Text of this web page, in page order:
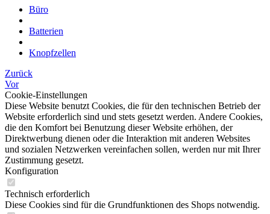
Büro
Batterien
Knopfzellen
Zurück
Vor
Cookie-Einstellungen
Diese Website benutzt Cookies, die für den technischen Betrieb der
Website erforderlich sind und stets gesetzt werden. Andere Cookies,
die den Komfort bei Benutzung dieser Website erhöhen, der
Direktwerbung dienen oder die Interaktion mit anderen Websites
und sozialen Netzwerken vereinfachen sollen, werden nur mit Ihrer
Zustimmung gesetzt.
Konfiguration
Technisch erforderlich
Diese Cookies sind für die Grundfunktionen des Shops notwendig.